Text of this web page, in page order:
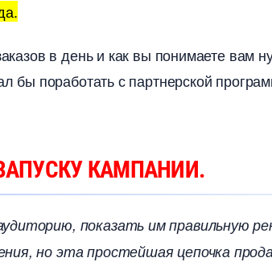
в день и как вы понимаете вам
поработать с партнерской
КАМПАНИИ.
показать им правильную
но эта простейшая цепочка